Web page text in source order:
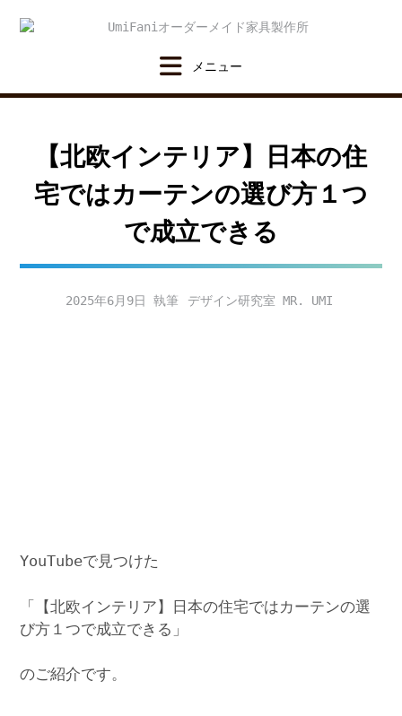
【北欧インテリア】日本の住
宅ではカーテンの選び方１つ
で成立できる
2025年6月9日 デザイン研究室 MR. UMI
YouTubeで見つけた
「【北欧インテリア】日本の住宅ではカーテンの選
び方１つで成立できる」
のご紹介です。